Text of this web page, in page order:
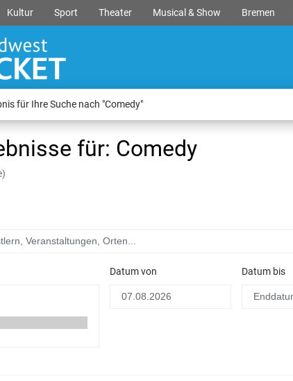
Kultur Sport Theater Musical & Show Bremen
für Ihre Suche nach "Comedy"
für: Comedy
Datum von Datum bis